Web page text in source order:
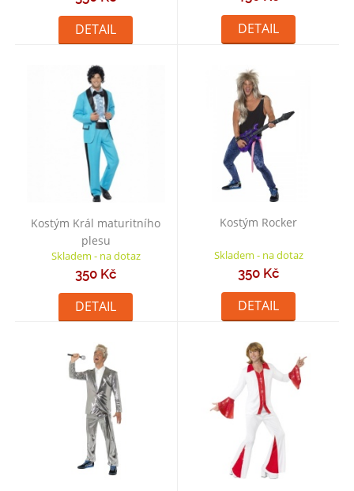
DETAIL DETAIL
Kostým Král maturitního
plesu
Skladem - na dotaz
350 Kč
DETAIL
Kostým Rocker
Skladem - na dotaz
350 Kč
DETAIL